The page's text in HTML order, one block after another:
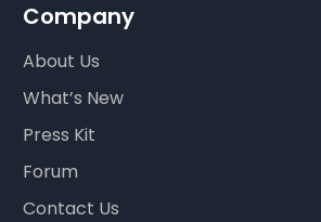
Company
About Us
What’s New
Press Kit
Forum
Contact Us